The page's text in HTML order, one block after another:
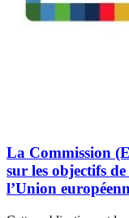
La Commission
sur les objectifs
l’Union